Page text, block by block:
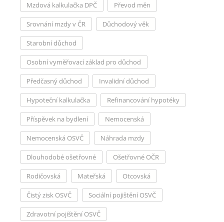
Mzdová kalkulačka DPČ Převod měn
Srovnání mzdy v ČR Důchodový věk
Starobní důchod
Osobní vyměřovací základ pro důchod
Předčasný důchod Invalidní důchod
Hypoteční kalkulačka Refinancování hypotéky
Příspěvek na bydlení Nemocenská
Nemocenská OSVČ Náhrada mzdy
Dlouhodobé ošetřovné Ošetřovné OČR
Rodičovská Mateřská Otcovská
Čistý zisk OSVČ Sociální pojištění OSVČ
Zdravotní pojištění OSVČ